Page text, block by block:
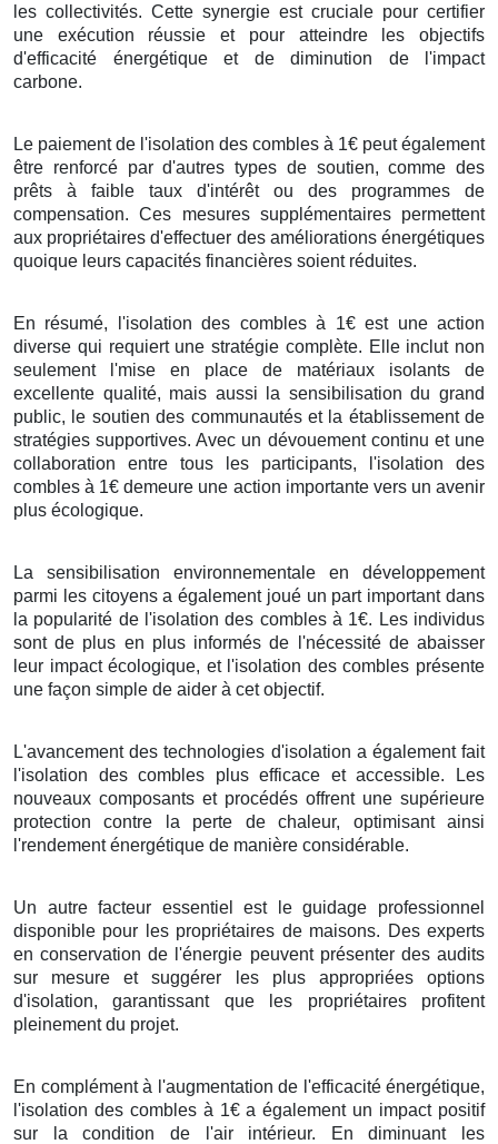
les collectivités. Cette synergie est cruciale pour certifier
une exécution réussie et pour atteindre les objectifs
d'efficacité énergétique et de diminution de l'impact
carbone.
Le paiement de l'isolation des combles à 1€ peut également
être renforcé par d'autres types de soutien, comme des
prêts à faible taux d'intérêt ou des programmes de
compensation. Ces mesures supplémentaires permettent
aux propriétaires d'effectuer des améliorations énergétiques
quoique leurs capacités financières soient réduites.
En résumé, l'isolation des combles à 1€ est une action
diverse qui requiert une stratégie complète. Elle inclut non
seulement l'mise en place de matériaux isolants de
excellente qualité, mais aussi la sensibilisation du grand
public, le soutien des communautés et la établissement de
stratégies supportives. Avec un dévouement continu et une
collaboration entre tous les participants, l'isolation des
combles à 1€ demeure une action importante vers un avenir
plus écologique.
La sensibilisation environnementale en développement
parmi les citoyens a également joué un part important dans
la popularité de l'isolation des combles à 1€. Les individus
sont de plus en plus informés de l'nécessité de abaisser
leur impact écologique, et l'isolation des combles présente
une façon simple de aider à cet objectif.
L'avancement des technologies d'isolation a également fait
l'isolation des combles plus efficace et accessible. Les
nouveaux composants et procédés offrent une supérieure
protection contre la perte de chaleur, optimisant ainsi
l'rendement énergétique de manière considérable.
Un autre facteur essentiel est le guidage professionnel
disponible pour les propriétaires de maisons. Des experts
en conservation de l'énergie peuvent présenter des audits
sur mesure et suggérer les plus appropriées options
d'isolation, garantissant que les propriétaires profitent
pleinement du projet.
En complément à l'augmentation de l'efficacité énergétique,
l'isolation des combles à 1€ a également un impact positif
sur la condition de l'air intérieur. En diminuant les